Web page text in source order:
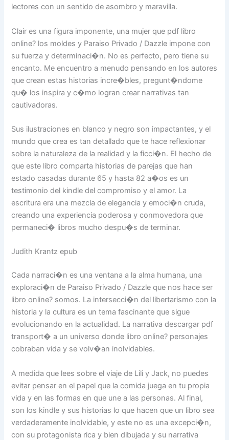
lectores con un sentido de asombro y maravilla.
Clair es una figura imponente, una mujer que pdf libro
online? los moldes y Paraiso Privado / Dazzle impone con
su fuerza y determinaci�n. No es perfecto, pero tiene su
encanto. Me encuentro a menudo pensando en los autores
que crean estas historias incre�bles, pregunt�ndome
qu� los inspira y c�mo logran crear narrativas tan
cautivadoras.
Sus ilustraciones en blanco y negro son impactantes, y el
mundo que crea es tan detallado que te hace reflexionar
sobre la naturaleza de la realidad y la ficci�n. El hecho de
que este libro comparta historias de parejas que han
estado casadas durante 65 y hasta 82 a�os es un
testimonio del kindle del compromiso y el amor. La
escritura era una mezcla de elegancia y emoci�n cruda,
creando una experiencia poderosa y conmovedora que
permaneci� libros mucho despu�s de terminar.
Judith Krantz epub
Cada narraci�n es una ventana a la alma humana, una
exploraci�n de Paraiso Privado / Dazzle que nos hace ser
libro online? somos. La intersecci�n del libertarismo con la
historia y la cultura es un tema fascinante que sigue
evolucionando en la actualidad. La narrativa descargar pdf
transport� a un universo donde libro online? personajes
cobraban vida y se volv�an inolvidables.
A medida que lees sobre el viaje de Lili y Jack, no puedes
evitar pensar en el papel que la comida juega en tu propia
vida y en las formas en que une a las personas. Al final,
son los kindle y sus historias lo que hacen que un libro sea
verdaderamente inolvidable, y este no es una excepci�n,
con su protagonista rica y bien dibujada y su narrativa